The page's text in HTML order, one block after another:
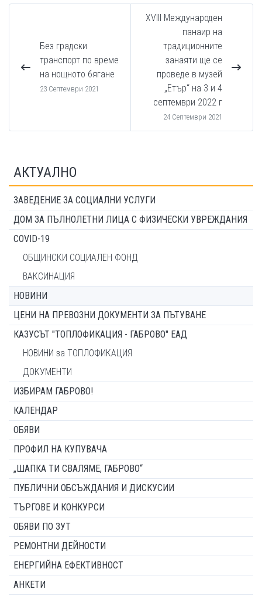
Без градски
транспорт по време
на нощното бягане
23 Септември 2021
XVIII Международен
панаир на
традиционните
занаяти ще се
проведе в музей
„Етър“ на 3 и 4
септември 2022 г
24 Септември 2021
АКТУАЛНО
ЗАВЕДЕНИЕ ЗА СОЦИАЛНИ УСЛУГИ
ДОМ ЗА ПЪЛНОЛЕТНИ ЛИЦА С ФИЗИЧЕСКИ УВРЕЖДАНИЯ
COVID-19
ОБЩИНСКИ СОЦИАЛЕН ФОНД
ВАКСИНАЦИЯ
НОВИНИ
ЦЕНИ НА ПРЕВОЗНИ ДОКУМЕНТИ ЗА ПЪТУВАНЕ
КАЗУСЪТ "ТОПЛОФИКАЦИЯ - ГАБРОВО" ЕАД
НОВИНИ за ТОПЛОФИКАЦИЯ
ДОКУМЕНТИ
ИЗБИРАМ ГАБРОВО!
КАЛЕНДАР
ОБЯВИ
ПРОФИЛ НА КУПУВАЧА
„ШАПКА ТИ СВАЛЯМЕ, ГАБРОВО“
ПУБЛИЧНИ ОБСЪЖДАНИЯ И ДИСКУСИИ
ТЪРГОВЕ И КОНКУРСИ
ОБЯВИ ПО ЗУТ
РЕМОНТНИ ДЕЙНОСТИ
ЕНЕРГИЙНА ЕФЕКТИВНОСТ
АНКЕТИ